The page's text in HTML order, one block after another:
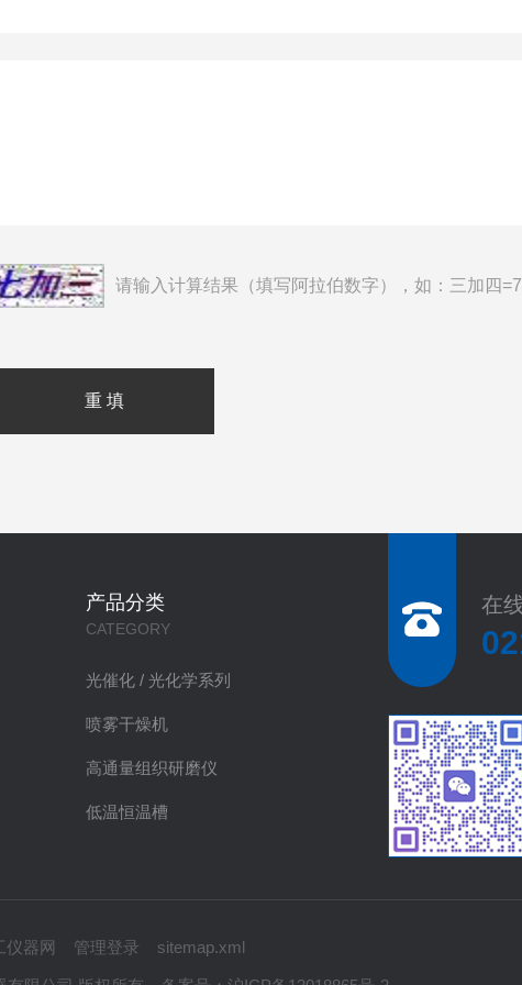
请输入计算结果（填写阿拉伯数字），如：三加四=7
产品分类
CATEGORY
光催化 / 光化学系列
喷雾干燥机
高通量组织研磨仪
低温恒温槽
在
仪器网 管理登录 sitemap.xml